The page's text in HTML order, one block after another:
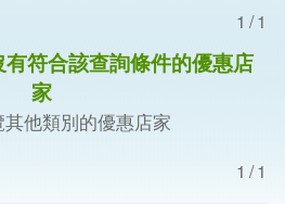
1/1
符合該查詢條件的優惠店
家
他類別的優惠店家
1/1